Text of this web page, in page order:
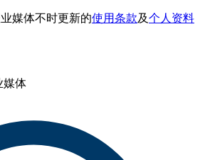
媒体不时更新的使用条款及个人资料
媒体